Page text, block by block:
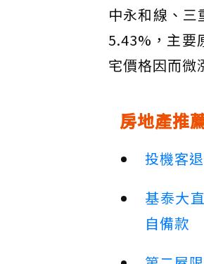
中永和線、
5.43%，主要
宅價格因而微
房地產推
投機客
基泰大
自備款